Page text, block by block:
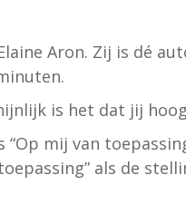
Aron. Zij is dé
is het dat jij
mij van
als de